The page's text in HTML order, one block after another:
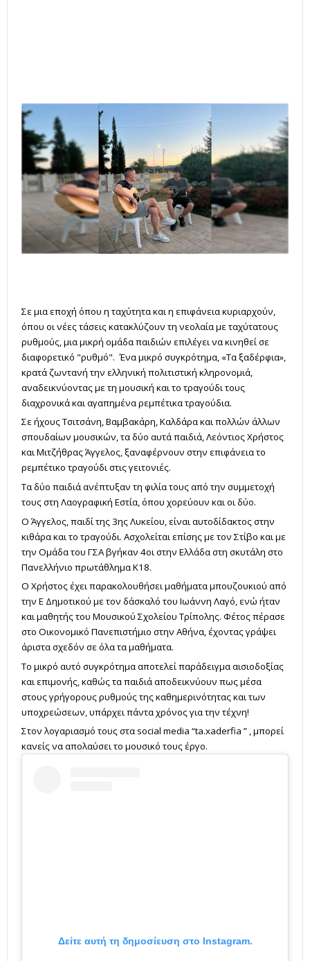
Σε μια εποχή όπου η ταχύτητα και η επιφάνεια κυριαρχούν,
όπου οι νέες τάσεις κατακλύζουν τη νεολαία με ταχύτατους
ρυθμούς, μια μικρή ομάδα παιδιών επιλέγει να κινηθεί σε
διαφορετικό "ρυθμό". Ένα μικρό συγκρότημα, «Τα ξαδέρφια»,
κρατά ζωντανή την ελληνική πολιτιστική κληρονομιά,
αναδεικνύοντας με τη μουσική και το τραγούδι τους
διαχρονικά και αγαπημένα ρεμπέτικα τραγούδια.
Σε ήχους Τσιτσάνη, Βαμβακάρη, Καλδάρα και πολλών άλλων
σπουδαίων μουσικών, τα δύο αυτά παιδιά, Λεόντιος Χρήστος
και Μιτζήθρας Άγγελος, ξαναφέρνουν στην επιφάνεια το
ρεμπέτικο τραγούδι στις γειτονιές.
Τα δύο παιδιά ανέπτυξαν τη φιλία τους από την συμμετοχή
τους στη Λαογραφική Εστία, όπου χορεύουν και οι δύο.
Ο Άγγελος, παιδί της 3ης Λυκείου, είναι αυτοδίδακτος στην
κιθάρα και το τραγούδι. Ασχολείται επίσης με τον Στίβο και με
την Ομάδα του ΓΣΑ βγήκαν 4οι στην Ελλάδα στη σκυτάλη στο
Πανελλήνιο πρωτάθλημα Κ18.
Ο Χρήστος έχει παρακολουθήσει μαθήματα μπουζουκιού από
την Ε Δημοτικού με τον δάσκαλό του Ιωάννη Λαγό, ενώ ήταν
και μαθητής του Μουσικού Σχολείου Τρίπολης. Φέτος πέρασε
στο Οικονομικό Πανεπιστήμιο στην Αθήνα, έχοντας γράψει
άριστα σχεδόν σε όλα τα μαθήματα.
Το μικρό αυτό συγκρότημα αποτελεί παράδειγμα αισιοδοξίας
και επιμονής, καθώς τα παιδιά αποδεικνύουν πως μέσα
στους γρήγορους ρυθμούς της καθημερινότητας και των
υποχρεώσεων, υπάρχει πάντα χρόνος για την τέχνη!
Στον λογαριασμό τους στα social media “ta.xaderfia ” , μπορεί
κανείς να απολαύσει το μουσικό τους έργο.
Δείτε αυτή τη δημοσίευση στο Instagram.